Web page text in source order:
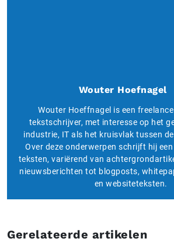
Wouter Hoefnagel
Wouter Hoeffnagel is een
tekstschrijver, met interesse op het
industrie, IT als het kruisvlak tussen
Over deze onderwerpen schrijft hij
teksten, variërend van
nieuwsberichten tot blogposts,
en websiteteksten.
Gerelateerde artikelen